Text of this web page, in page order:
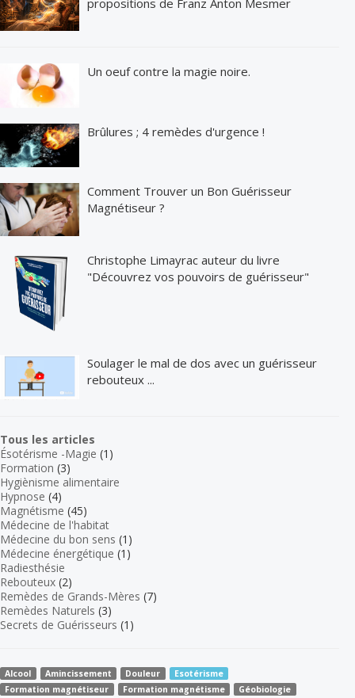
Un oeuf contre la magie noire.
Brûlures ; 4 remèdes d'urgence !
Comment Trouver un Bon Guérisseur
Magnétiseur ?
Christophe Limayrac auteur du livre
"Découvrez vos pouvoirs de guérisseur"
Soulager le mal de dos avec un guérisseur
rebouteux ...
Tous les articles
Ésotérisme -Magie (1)
Formation (3)
Hygiènisme alimentaire
Hypnose (4)
Magnétisme (45)
Médecine de l'habitat
Médecine du bon sens (1)
Médecine énergétique (1)
Radiesthésie
Rebouteux (2)
Remèdes de Grands-Mères (7)
Remèdes Naturels (3)
Secrets de Guérisseurs (1)
Alcool Amincissement Douleur
Esotérisme
Formation magnétiseur
Formation magnétisme
Géobiologie